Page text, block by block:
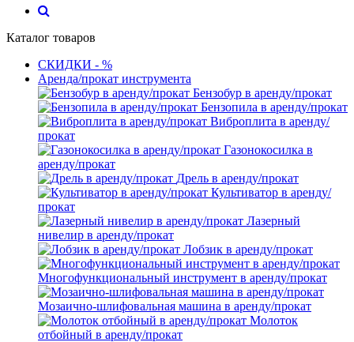
Каталог товаров
СКИДКИ - %
Аренда/прокат инструмента
Бензобур в аренду/прокат
Бензопила в аренду/прокат
Виброплита в аренду/
прокат
Газонокосилка в
аренду/прокат
Дрель в аренду/прокат
Культиватор в аренду/
прокат
Лазерный
нивелир в аренду/прокат
Лобзик в аренду/прокат
Многофункциональный инструмент в аренду/прокат
Мозаично-шлифовальная машина в аренду/прокат
Молоток
отбойный в аренду/прокат